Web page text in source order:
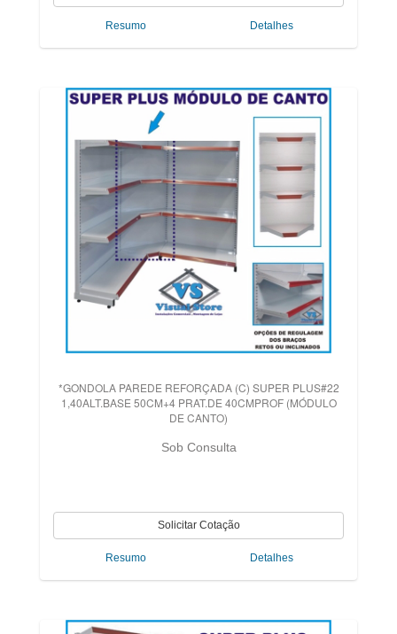
Resumo Detalhes
*GONDOLA PAREDE REFORÇADA (C) SUPER PLUS#22
1,40ALT.BASE 50CM+4 PRAT.DE 40CMPROF (MÓDULO
DE CANTO)
Sob Consulta
Resumo Detalhes